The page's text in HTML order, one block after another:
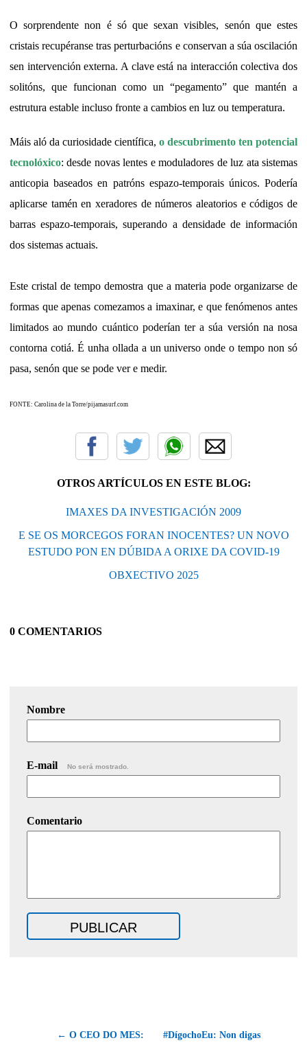
O sorprendente non é só que sexan visibles, senón que estes
cristais recupéranse tras perturbacións e conservan a súa oscilación
sen intervención externa. A clave está na interacción colectiva dos
solitóns, que funcionan como un “pegamento” que mantén a
estrutura estable incluso fronte a cambios en luz ou temperatura.
Máis aló da curiosidade científica, o descubrimento ten potencial
tecnolóxico: desde novas lentes e moduladores de luz ata sistemas
anticopia baseados en patróns espazo-temporais únicos. Podería
aplicarse tamén en xeradores de números aleatorios e códigos de
barras espazo-temporais, superando a densidade de información
dos sistemas actuais.
Este cristal de tempo demostra que a materia pode organizarse de
formas que apenas comezamos a imaxinar, e que fenómenos antes
limitados ao mundo cuántico poderían ter a súa versión na nosa
contorna cotiá. É unha ollada a un universo onde o tempo non só
pasa, senón que se pode ver e medir.
FONTE: Carolina de la Torre/pijamasurf.com
OTROS ARTÍCULOS EN ESTE BLOG:
IMAXES DA INVESTIGACIÓN 2009
E SE OS MORCEGOS FORAN INOCENTES? UN NOVO
ESTUDO PON EN DÚBIDA A ORIXE DA COVID-19
OBXECTIVO 2025
0 COMENTARIOS
Nombre
E-mail No será mostrado.
Comentario
← O CEO DO MES: #DígochoEu: Non digas